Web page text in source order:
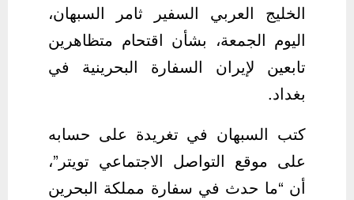
الخليج العربي السفير ثامر السبهان،
اليوم الجمعة، بشأن اقتحام متظاهرين
تابعين لإيران السفارة البحرينية في
بغداد.
كتب السبهان في تغريدة على حسابه
على موقع التواصل الاجتماعي تويتر”،
أن “ما حدث في سفارة مملكة البحرين